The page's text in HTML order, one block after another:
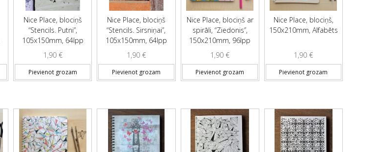
Nice Place, blociņš
“Stencils. Putni”,
105x150mm, 64lpp
1,90 €
Pievienot grozam
Nice Place, blociņš
“Stencils. Sirsniņai”,
105x150mm, 64lpp
1,90 €
Pievienot grozam
Nice Place, blociņš ar
spirāli, “Ziedonis”,
150x210mm, 96lpp
1,90 €
Pievienot grozam
Nice Place, blociņš,
150x210mm, Alfabēts
1,90 €
Pievienot grozam